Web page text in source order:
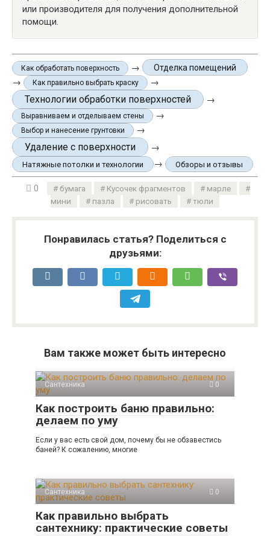
или производителя для получения дополнительной
помощи.
Как обработать поверхность → Отделка помещений
→ Как правильно выбрать краску →
Технологии обработки поверхностей →
Выравниваем и отделываем стены →
Выбор и нанесение грунтовки →
Удаление с поверхности →
Натяжные потолки и технологии → Обзоры и отзывы
0 бумага Кусочек фрагментов
марле
мини
пазла рисовать тюли
Понравилась статья? Поделиться с
друзьями:
Вам также может быть интересно
Сантехника 0
Как построить баню правильно:
делаем по уму
Если у вас есть свой дом, почему бы не обзавестись
баней? К сожалению, многие
Сантехника 0
Как правильно выбрать
сантехнику: практические советы